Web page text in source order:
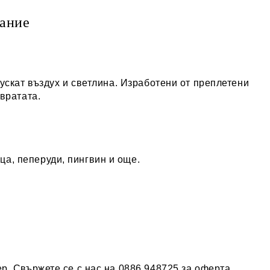
въздух и светлина. Изработени от преплетени
пеперуди, пингвин и още.